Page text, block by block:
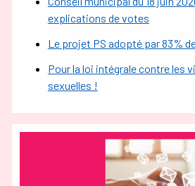
explications de votes
Le projet PS adopté par 83%
Pour la loi intégrale contre les
sexuelles !